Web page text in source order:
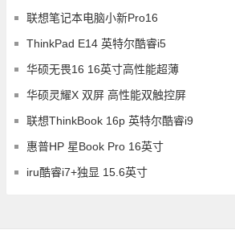
联想笔记本电脑小新Pro16
ThinkPad E14 英特尔酷睿i5
华硕无畏16 16英寸高性能超薄
华硕灵耀X 双屏 高性能双触控屏
联想ThinkBook 16p 英特尔酷睿i9
惠普HP 星Book Pro 16英寸
iru酷睿i7+独显 15.6英寸